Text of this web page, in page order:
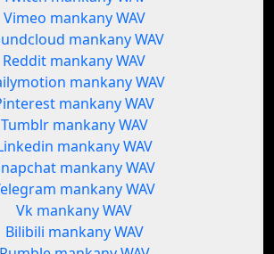
Vimeo mankany WAV
mankany WAV
Reddit mankany WAV
mankany WAV
mankany WAV
Tumblr mankany WAV
mankany WAV
mankany WAV
mankany WAV
Vk mankany WAV
Bilibili mankany WAV